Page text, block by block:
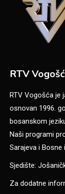
RTV
RTV Vogošća je
osnovan 1996.
bosanskom
Naši programi
Sarajeva i Bosne
Sjedište:
Za dodatne